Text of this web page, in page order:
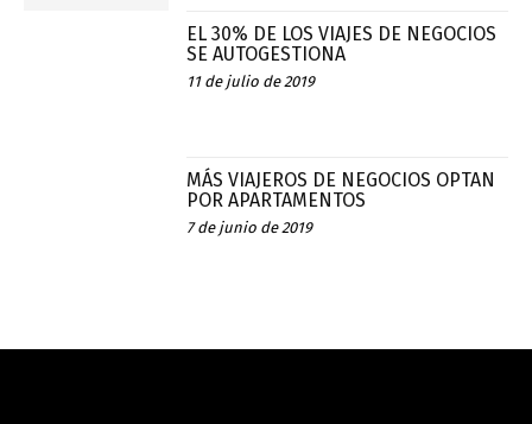
EL 30% DE LOS VIAJES DE NEGOCIOS
SE AUTOGESTIONA
11 de julio de 2019
MÁS VIAJEROS DE NEGOCIOS OPTAN
POR APARTAMENTOS
7 de junio de 2019